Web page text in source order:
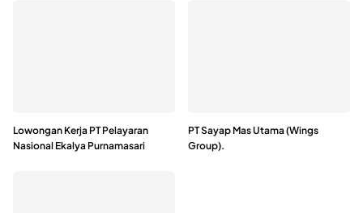
Lowongan Kerja PT Pelayaran
Nasional Ekalya Purnamasari
PT Sayap Mas Utama (Wings
Group).